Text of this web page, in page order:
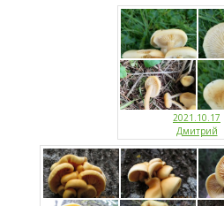
2021.10.17
Дмитрий